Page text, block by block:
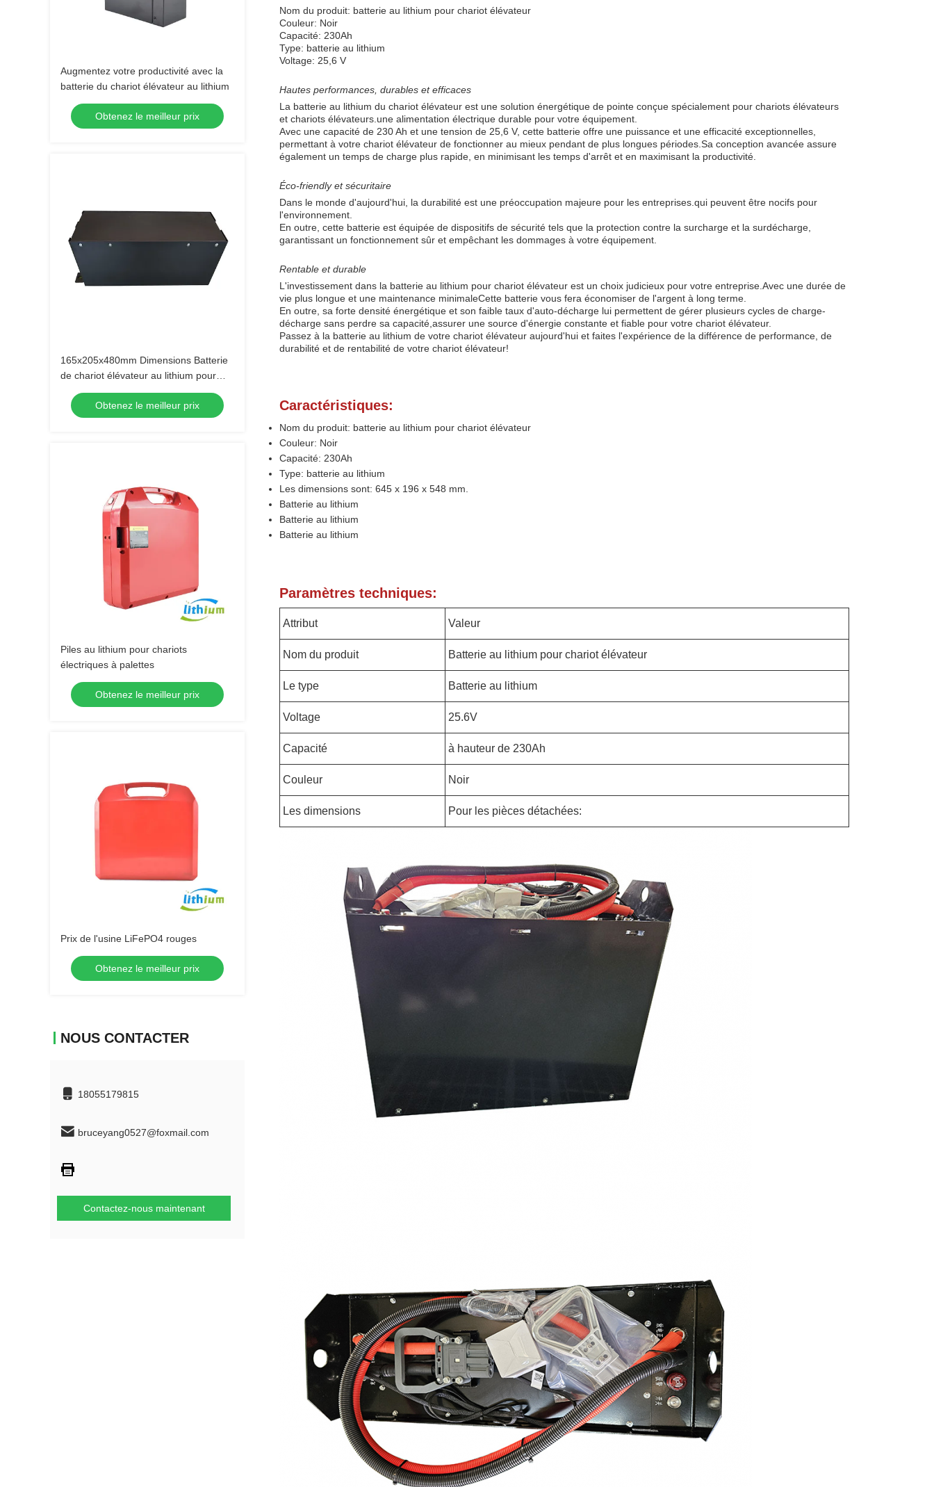
Augmentez votre productivité avec la
batterie du chariot élévateur au lithium
Obtenez le meilleur prix
165x205x480mm Dimensions Batterie
de chariot élévateur au lithium pour
applications lourdes
Obtenez le meilleur prix
Piles au lithium pour chariots
électriques à palettes
Obtenez le meilleur prix
Prix de l'usine LiFePO4 rouges
Obtenez le meilleur prix
NOUS CONTACTER
18055179815
bruceyang0527@foxmail.com
Contactez-nous maintenant
Nom du produit: batterie au lithium pour chariot élévateur
Couleur: Noir
Capacité: 230Ah
Type: batterie au lithium
Voltage: 25,6 V
Hautes performances, durables et efficaces
La batterie au lithium du chariot élévateur est une solution énergétique de pointe conçue spécialement pour chariots élévateurs
et chariots élévateurs.une alimentation électrique durable pour votre équipement.
Avec une capacité de 230 Ah et une tension de 25,6 V, cette batterie offre une puissance et une efficacité exceptionnelles,
permettant à votre chariot élévateur de fonctionner au mieux pendant de plus longues périodes.Sa conception avancée assure
également un temps de charge plus rapide, en minimisant les temps d'arrêt et en maximisant la productivité.
Éco-friendly et sécuritaire
Dans le monde d'aujourd'hui, la durabilité est une préoccupation majeure pour les entreprises.qui peuvent être nocifs pour
l'environnement.
En outre, cette batterie est équipée de dispositifs de sécurité tels que la protection contre la surcharge et la surdécharge,
garantissant un fonctionnement sûr et empêchant les dommages à votre équipement.
Rentable et durable
L'investissement dans la batterie au lithium pour chariot élévateur est un choix judicieux pour votre entreprise.Avec une durée de
vie plus longue et une maintenance minimaleCette batterie vous fera économiser de l'argent à long terme.
En outre, sa forte densité énergétique et son faible taux d'auto-décharge lui permettent de gérer plusieurs cycles de charge-
décharge sans perdre sa capacité,assurer une source d'énergie constante et fiable pour votre chariot élévateur.
Passez à la batterie au lithium de votre chariot élévateur aujourd'hui et faites l'expérience de la différence de performance, de
durabilité et de rentabilité de votre chariot élévateur!
Caractéristiques:
Nom du produit: batterie au lithium pour chariot élévateur
Couleur: Noir
Capacité: 230Ah
Type: batterie au lithium
Les dimensions sont: 645 x 196 x 548 mm.
Batterie au lithium
Batterie au lithium
Batterie au lithium
Paramètres techniques:
Attribut Valeur
Nom du produit Batterie au lithium pour chariot élévateur
Le type Batterie au lithium
Voltage 25.6V
Capacité à hauteur de 230Ah
Couleur Noir
Les dimensions Pour les pièces détachées: